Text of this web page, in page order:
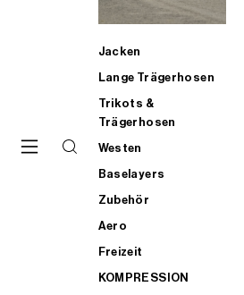
Jacken
Lange Trägerhosen
Trikots &
Trägerhosen
Westen
Baselayers
Zubehör
Aero
Freizeit
KOMPRESSION